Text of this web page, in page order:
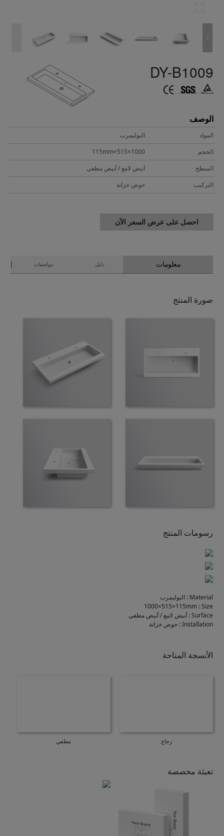
DY-B1009
الوصف
المواد
البوليمرب
الحجم
1000×515×115mm
السطح
أبيض لامع / أبيض مطفي
التركيب
حوض خزانة
احصل على عرض السعر الآن
معلومات دليل مواصفات
صورة المنتج
رسومات المنتج
Material
: البوليمرب
Size
:
1000×515×115mm
Surface
: أبيض لامع / أبيض مطفي
Installation
: حوض خزانة
الأنسجة المتاحة
زجاج مطفي
تعبئة مخصصة